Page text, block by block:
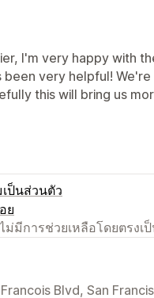
I'm very happy with
been very helpful!
this will bring us
ป็นส่วนตัว
ย
มีการช่วยเหลือโดยตรงเ
Blvd, San